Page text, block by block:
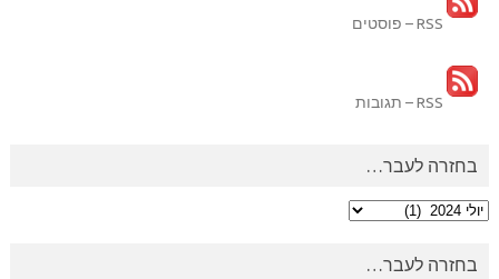
RSS – פוסטים
RSS – תגובות
בחזרה לעבר…
בחזרה
בחזרה לעבר…